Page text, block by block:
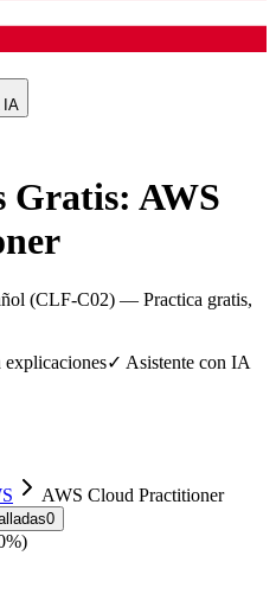
IA
Gratis: AWS
(CLF-C02) — Practica gratis,
✓ Asistente con IA
AWS Cloud Practitioner
0
%)